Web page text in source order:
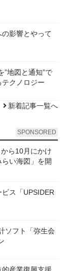
影響とやって
”地図と通知”で
クノロジー
新着記事一覧へ
SPONSORED
ら10月にかけ
い海図」を開
ス「UPSIDER
ソフト「弥生会